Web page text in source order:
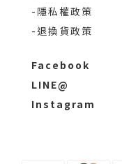
-隱私權政策
-退換貨政策
Facebook
LINE@
Instagram